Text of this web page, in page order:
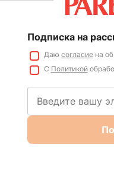
Подписка на
Даю согласиена
С Политикой